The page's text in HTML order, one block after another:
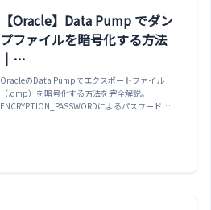
い、VARCHAR2(N BYTE) vs VARCHAR2(N CHAR)
の関係、VSIZE関数、LENGTH('')=NULLの仕
様、CLOBの文字数取得、
NLS_LENGTH_SEMANTICS、バイト数超過チェ
ックの実務パターンまで網羅。
【Oracle】Data Pump でダン
プファイルを暗号化する方法
｜
ENCRYPTION_PASSWORD・
ENCRYPTION_ALGORITHM・
TDE・復号手順まで解説
OracleのData Pumpでエクスポートファイル
（.dmp）を暗号化する方法を完全解説。
ENCRYPTION_PASSWORDによるパスワード暗号